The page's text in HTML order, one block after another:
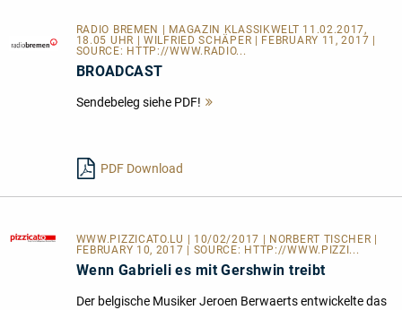
RADIO BREMEN | MAGAZIN KLASSIKWELT 11.02.2017,
18.05 UHR | WILFRIED SCHÄPER | FEBRUARY 11, 2017 |
SOURCE: HTTP://WWW.RADIO...
BROADCAST
Sendebeleg siehe PDF!
PDF Download
WWW.PIZZICATO.LU
| 10/02/2017 | NORBERT TISCHER |
FEBRUARY 10, 2017 | SOURCE: HTTP://WWW.PIZZI...
Wenn Gabrieli es mit Gershwin treibt
Der belgische Musiker Jeroen Berwaerts entwickelte das